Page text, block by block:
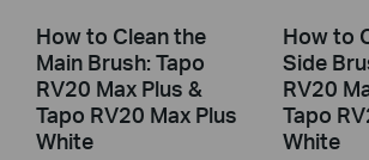
How to Clean the
Main Brush: Tapo
RV20 Max Plus &
Tapo RV20 Max Plus
White
How to
Side
RV20
Tapo
White